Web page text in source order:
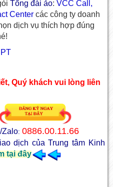
Tổng đài ảo:VCC Call,
Center các công ty doanh
dịch vụ thích hợp đúng
Quý khách vui lòng liên
Zalo:0886.00.11.66
dịch của Trung tâm Kinh
tại đây